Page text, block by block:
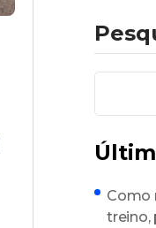
Como
treino,